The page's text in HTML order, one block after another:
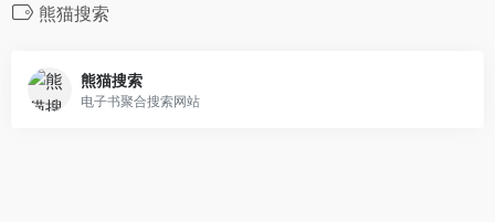
熊猫搜索
熊猫搜索
电子书聚合搜索网站